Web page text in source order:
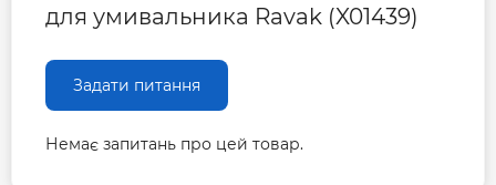
для умивальника Ravak (X01439)
Задати питання
Немає запитань про цей товар.